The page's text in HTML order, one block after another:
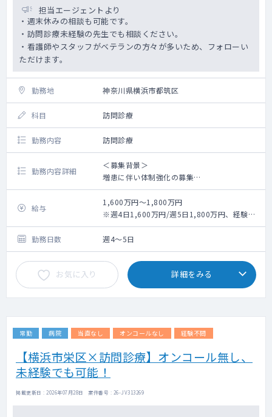
担当エージェントより
・週末休みの相談も可能です。
・訪問診療未経験の先生でも相談ください。
・看護師やスタッフがベテランの方々が多いため、フォローい
ただけます。
勤務地 神奈川県横浜市都筑区
科目 訪問診療
勤務内容 訪問診療
勤務内容詳細
＜募集背景＞
増患に伴い体制強化の募集
＜概 要＞
【訪問件数】（午前）居宅メインに5名程度、
（午後）施設往診含め12～13名程度 ※1施
設20～25名程度（現在、全4施設程）
【訪問体制】医師＋看護師兼ドライバーの2名
体制
【患者数】在宅患者250名以上
【訪問割合】居宅4割、施設6割
※外来対応も可能ですが、在宅患者の増加に
が、院長が多忙なため指導時間を確保でき
ます。
【医師体制】院長、非常勤3名
給与
1,600万円～1,800万円
※週4日1,600万円/週5日1,800万円、経験や
お人柄によって応相談
勤務日数
週4～5日
お気に入り 詳細をみる
常勤 病院 当直なし オンコールなし 経験不問
【横浜市栄区×訪問診療】オンコール無し、
未経験でも可能！
掲載更新日 : 2026年07月28日 案件番号 : 26-JV313269